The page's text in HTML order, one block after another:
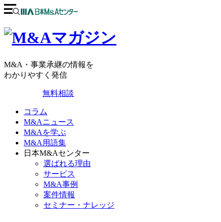
M&A・事業承継の情報を
わかりやすく発信
無料相談
コラム
M&Aニュース
M&Aを学ぶ
M&A用語集
日本M&Aセンター
選ばれる理由
サービス
M&A事例
案件情報
セミナー・ナレッジ